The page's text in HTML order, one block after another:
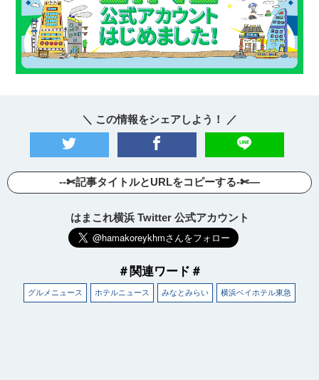
＼ この情報をシェアしよう！ ／
--✄記事タイトルとURLをコピーする-✄—
はまこれ横浜 Twitter 公式アカウント
＃関連ワード＃
グルメニュース ホテルニュース みなとみらい 横浜ベイホテル東急